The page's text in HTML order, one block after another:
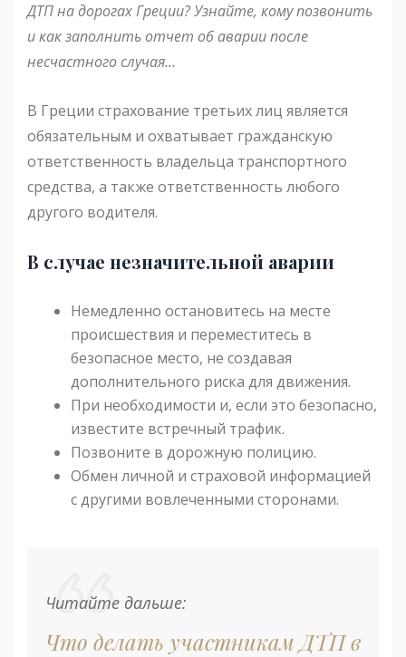
ДТП на дорогахГреции? Узнайте, кому позвонить
и как заполнить отчет об аварии после
несчастного случая…
В Греции страхование третьих лиц является
обязательным и охватывает гражданскую
ответственность владельца транспортного
средства, а также ответственность любого
другого водителя.
В случае незначительной аварии
Немедленно остановитесь на месте
происшествия и переместитесь в
безопасное место, не создавая
дополнительного риска для движения.
При необходимости и, если это безопасно,
известите встречный трафик.
Позвоните в дорожную полицию.
Обмен личной и страховой информацией
с другими вовлеченными сторонами.
Читайте дальше:
Что делать участникам ДТП в